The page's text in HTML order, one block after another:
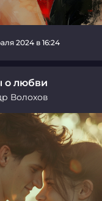
2024 в 16:24
о любви
Волохов